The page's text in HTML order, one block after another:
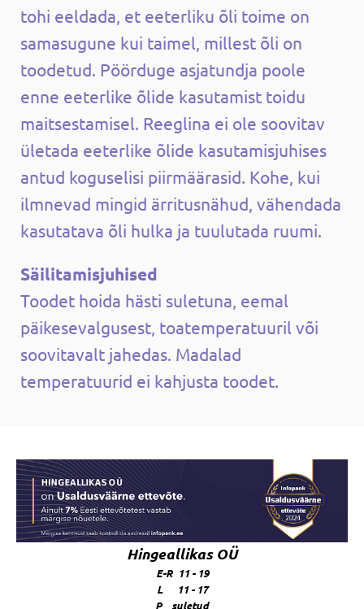
tohi eeldada, et eeterliku õli toime on
samasugune kui taimel, millest õli on
toodetud. Pöörduge asjatundja poole
enne eeterlike õlide kasutamist toidu
maitsestamisel. Reeglina ei ole soovitav
ületada eeterlike õlide kasutamisjuhises
antud koguselisi piirmäärasid. Kohe, kui
ilmnevad mingid ärritusnähud, vähendada
kasutatava õli hulka ja tuulutada ruumi.
Säilitamisjuhised
Toodet hoida hästi suletuna, eemal
päikesevalgusest, toatemperatuuril või
soovitavalt jahedas. Madalad
temperatuurid ei kahjusta toodet.
Hingeallikas OÜ
E-R 11 - 19
L 11 - 17
P suletud